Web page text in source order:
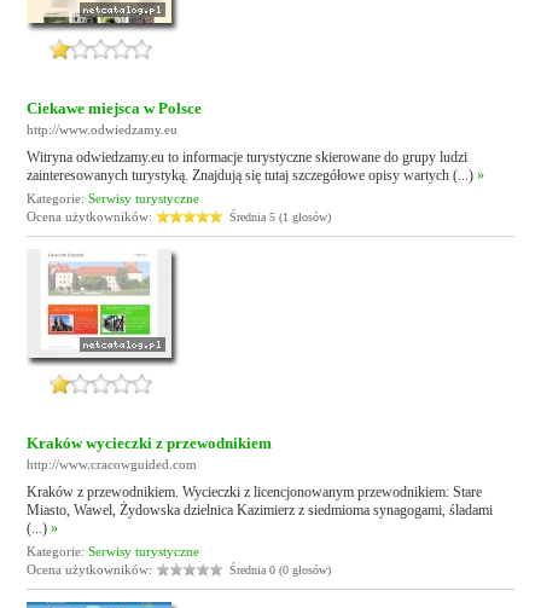
Ciekawe miejsca w Polsce
http://www.odwiedzamy.eu
Witryna odwiedzamy.eu to informacje turystyczne skierowane do grupy ludzi
zainteresowanych turystyką. Znajdują się tutaj szczegółowe opisy wartych (...)»
Kategorie:Serwisy turystyczne
Ocena użytkowników:
Średnia 5 (1 głosów)
Kraków wycieczki z przewodnikiem
http://www.cracowguided.com
Kraków z przewodnikiem. Wycieczki z licencjonowanym przewodnikiem: Stare
Miasto, Wawel, Żydowska dzielnica Kazimierz z siedmioma synagogami, śladami
(...)»
Kategorie:Serwisy turystyczne
Ocena użytkowników:
Średnia 0 (0 głosów)